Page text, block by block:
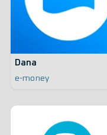
Dana
e-money